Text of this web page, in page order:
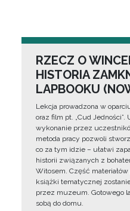
RZECZ O
HISTORIA
LAPBOOKU
Lekcja prowadzona w
oraz film pt. „Cud
wykonanie przez
metoda pracy pozwoli
co za tym idzie – ułatwi
historii związanych z
Witosem. Część
książki tematycznej
przez muzeum. Gotowego
sobą do domu.